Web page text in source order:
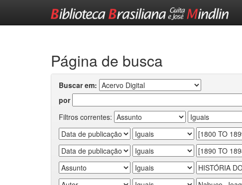
Página de busca
Buscar em:
por
Filtros correntes: